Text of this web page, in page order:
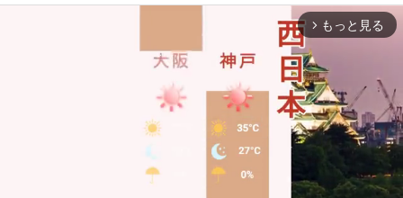
arrow_forward_ios もっと見る